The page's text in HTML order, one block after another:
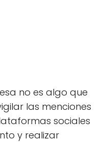
no es algo que
las menciones
sociales
y realizar